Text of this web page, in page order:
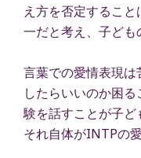
え方を否定するこ
一だと考え、子ども
言葉での愛情表現
したらいいのか困
験を話すことが子ど
それ自体がINTPの